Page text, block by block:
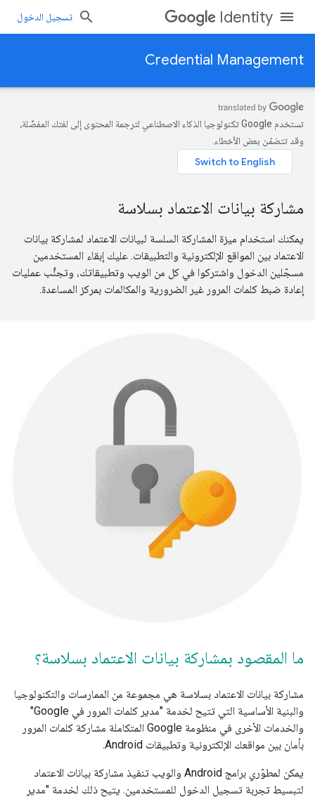
Identity تسجيل الدخول
Credential Management
تستخدم Google تكنولوجيا الذكاء الاصطناعي لترجمة المحتوى إلى لغتك المفضّلة،
وقد تتضمّن بعض الأخطاء.
مشاركة بيانات الاعتماد بسلاسة
يمكنك استخدام ميزة المشاركة السلسة لبيانات الاعتماد لمشاركة بيانات
الاعتماد بين المواقع الإلكترونية والتطبيقات. عليك إبقاء المستخدمين
مسجّلين الدخول واشتركوا في كل من الويب وتطبيقاتك، وتجنُّب عمليات
إعادة ضبط كلمات المرور غير الضرورية والمكالمات بمركز المساعدة.
ما المقصود بمشاركة بيانات الاعتماد بسلاسة؟
مشاركة بيانات الاعتماد بسلاسة هي مجموعة من الممارسات والتكنولوجيا
والبنية الأساسية التي تتيح لخدمة "مدير كلمات المرور في Google"
والخدمات الأخرى في منظومة Google المتكاملة مشاركة كلمات المرور
بأمان بين مواقعك الإلكترونية وتطبيقات Android.
يمكن لمطوّري برامج Android والويب تنفيذ مشاركة بيانات الاعتماد
لتبسيط تجربة تسجيل الدخول للمستخدمين. يتيح ذلك لخدمة "مدير